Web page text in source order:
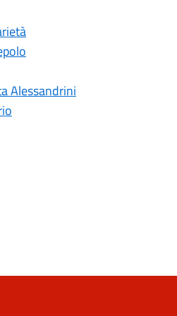
Alessandrini